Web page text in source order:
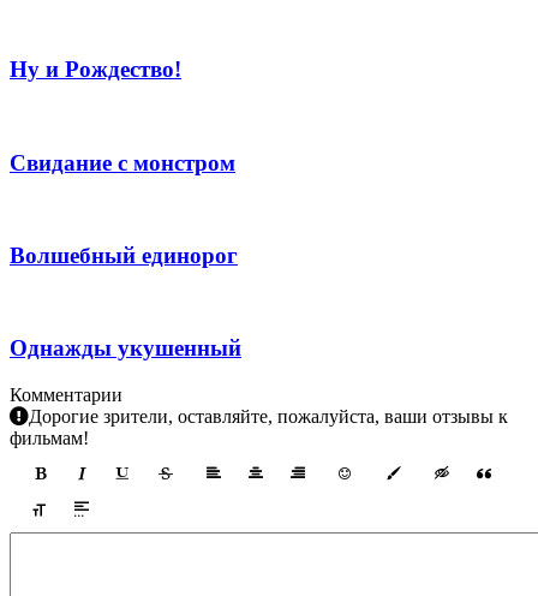
Ну и Рождество!
Свидание с монстром
Волшебный единорог
Однажды укушенный
Комментарии
Дорогие зрители, оставляйте, пожалуйста, ваши отзывы к
фильмам!